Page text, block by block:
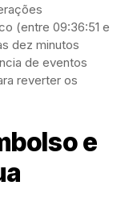
(entre 09:36:51 e
dez minutos
de eventos
reverter os
e